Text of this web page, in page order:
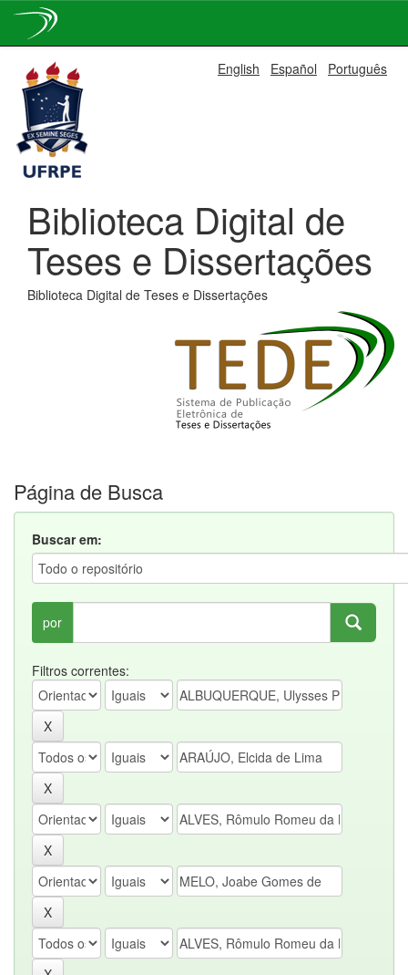
navigation
English Español Português
Biblioteca Digital de
Teses e Dissertações
Biblioteca Digital de Teses e Dissertações
Página de Busca
Buscar em:
por
Filtros correntes: